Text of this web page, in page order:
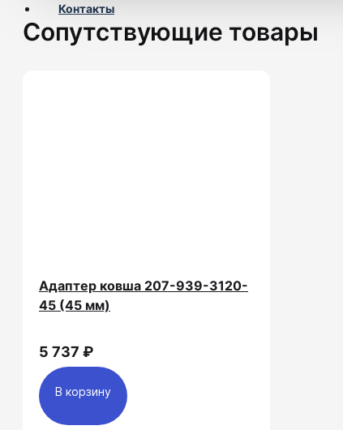
Контакты
Сопутствующие товары
Адаптер ковша 207-939-3120-
45 (45 мм)
5 737 ₽
В корзину